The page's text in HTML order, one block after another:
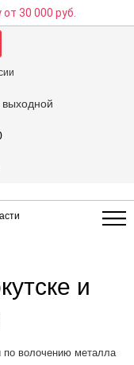
от 30 000 руб.
и
волочению металла